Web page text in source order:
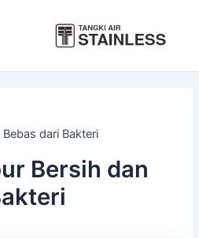
dari Bakteri
Bersih dan